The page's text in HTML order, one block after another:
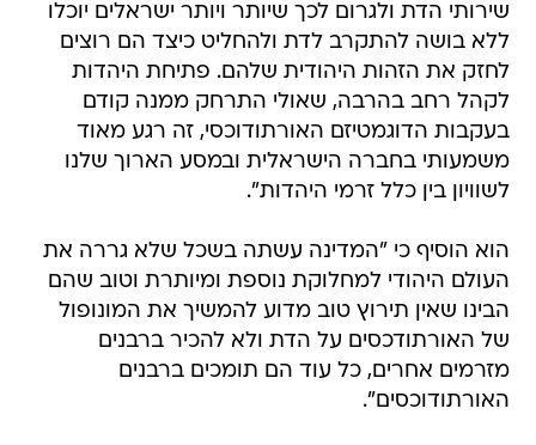
שירותי הדת ולגרום לכך שיותר ויותר ישראלים יוכלו
ללא בושה להתקרב לדת ולהחליט כיצד הם רוצים
לחזק את הזהות היהודית שלהם. פתיחת היהדות
לקהל רחב בהרבה, שאולי התרחק ממנה קודם
בעקבות הדוגמטיזם האורתודוכסי, זה רגע מאוד
משמעותי בחברה הישראלית ובמסע הארוך שלנו
לשוויון בין כלל זרמי היהדות".
הוא הוסיף כי "המדינה עשתה בשכל שלא גררה את
העולם היהודי למחלוקת נוספת ומיותרת וטוב שהם
הבינו שאין תירוץ טוב מדוע להמשיך את המונופול
של האורתודכסים על הדת ולא להכיר ברבנים
מזרמים אחרים, כל עוד הם תומכים ברבנים
האורתודוכסים".